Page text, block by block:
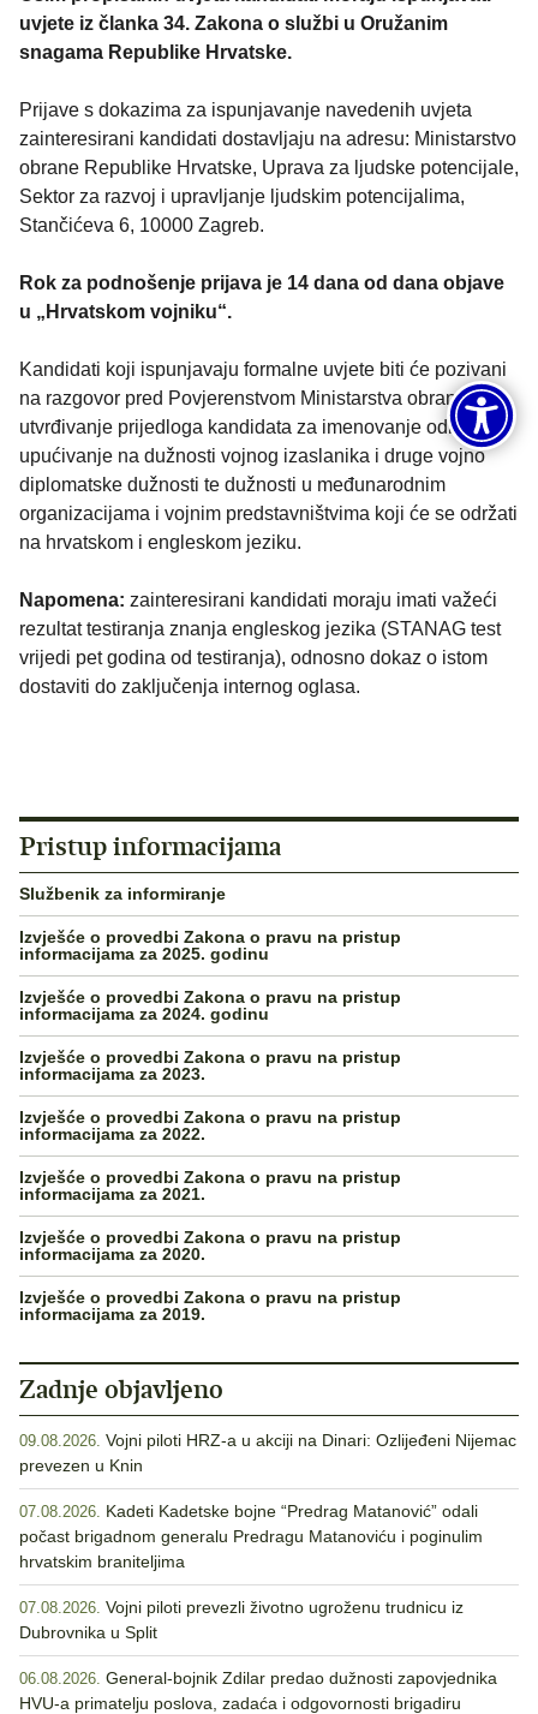
uvjete iz članka 34. Zakona o službi u Oružanim
snagama Republike Hrvatske.
Prijave s dokazima za ispunjavanje navedenih uvjeta
zainteresirani kandidati dostavljaju na adresu: Ministarstvo
obrane Republike Hrvatske, Uprava za ljudske potencijale,
Sektor za razvoj i upravljanje ljudskim potencijalima,
Stančićeva 6, 10000 Zagreb.
Rok za podnošenje prijava je 14 dana od dana objave
u „Hrvatskom vojniku“.
Kandidati koji ispunjavaju formalne uvjete biti će pozivani
na razgovor pred Povjerenstvom Ministarstva obrane za
utvrđivanje prijedloga kandidata za imenovanje odnosno
upućivanje na dužnosti vojnog izaslanika i druge vojno
diplomatske dužnosti te dužnosti u međunarodnim
organizacijama i vojnim predstavništvima koji će se održati
na hrvatskom i engleskom jeziku.
Napomena: zainteresirani kandidati moraju imati važeći
rezultat testiranja znanja engleskog jezika (STANAG test
vrijedi pet godina od testiranja), odnosno dokaz o istom
dostaviti do zaključenja internog oglasa.
Pristup informacijama
Službenik za informiranje
Izvješće o provedbi Zakona o pravu na pristup
informacijama za 2025. godinu
Izvješće o provedbi Zakona o pravu na pristup
informacijama za 2024. godinu
Izvješće o provedbi Zakona o pravu na pristup
informacijama za 2023.
Izvješće o provedbi Zakona o pravu na pristup
informacijama za 2022.
Izvješće o provedbi Zakona o pravu na pristup
informacijama za 2021.
Izvješće o provedbi Zakona o pravu na pristup
informacijama za 2020.
Izvješće o provedbi Zakona o pravu na pristup
informacijama za 2019.
Zadnje objavljeno
09.08.2026. Vojni piloti HRZ-a u akciji na Dinari: Ozlijeđeni Nijemac
prevezen u Knin
07.08.2026. Kadeti Kadetske bojne “Predrag Matanović” odali
počast brigadnom generalu Predragu Matanoviću i poginulim
hrvatskim braniteljima
07.08.2026. Vojni piloti prevezli životno ugroženu trudnicu iz
Dubrovnika u Split
06.08.2026. General-bojnik Zdilar predao dužnosti zapovjednika
HVU-a primatelju poslova, zadaća i odgovornosti brigadiru